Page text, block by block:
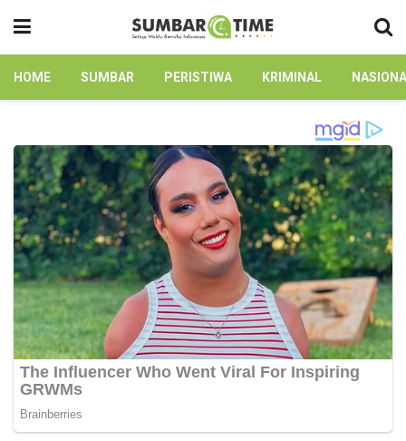
HOME SUMBAR PERISTIWA KRIMINAL